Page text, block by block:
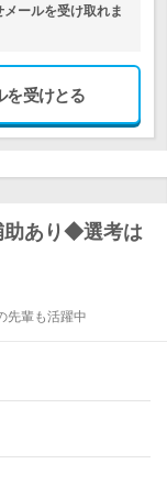
ールを受け取れま
を受けとる
助あり◆選考は
輩も活躍中